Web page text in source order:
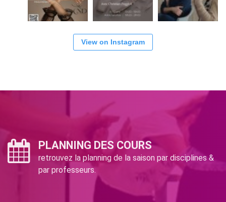
View on Instagram
PLANNING DES COURS
retrouvez la planning de la saison par disciplines &
par professeurs.